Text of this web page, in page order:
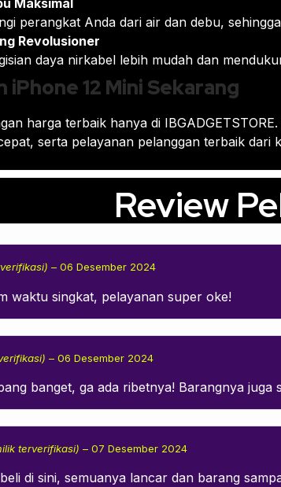
perangkat Anda dari air dan debu,
Revolusioner
daya nirkabel lebih mudah dan
12 Mini Sekarang
harga terbaik hanya di
serta pelayanan pelanggan terbaik dari
Review
– 06 Desember 2024
waktu singkat, pelayanan super oke!
– 06 Desember 2024
banget, ga ada ribetnya! Barangnya juga
terverifikasi) – 07 Desember 2024
di sini, semuanya lancar dan barang